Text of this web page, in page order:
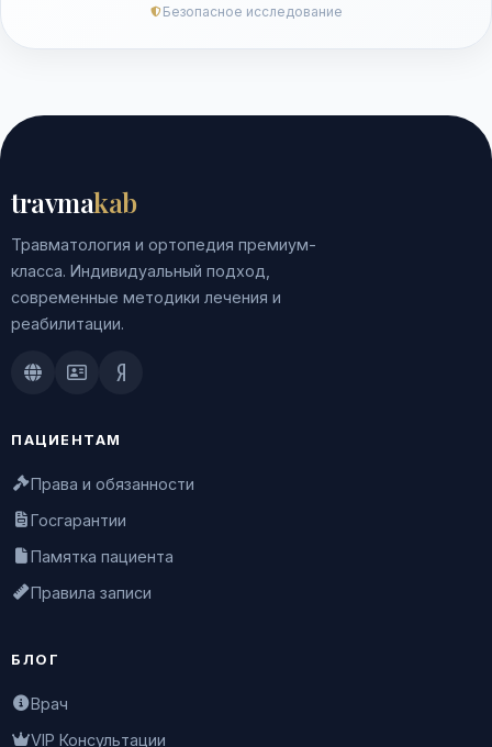
Безопасное исследование
travmakab
Травматология и ортопедия премиум-
класса. Индивидуальный подход,
современные методики лечения и
реабилитации.
Doctu.ruПроДокторов
Яндекс.Здоровье
ПАЦИЕНТАМ
Права и обязанности
Госгарантии
Памятка пациента
Правила записи
БЛОГ
Врач
VIP Консультации